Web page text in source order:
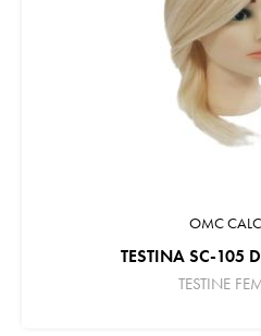
OMC
TESTINA SC-105
TESTINE